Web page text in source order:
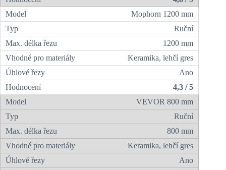
Mophorn 1200 mm
Ruční
1200 mm
Keramika, lehčí gres
Ano
4,3 / 5
VEVOR 800 mm
Ruční
800 mm
Keramika, lehčí gres
Ano